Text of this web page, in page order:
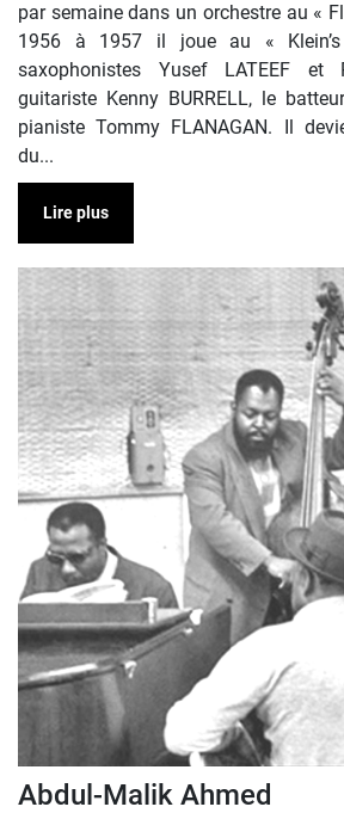
par semaine dans un orchestre au «
1956 à 1957 il joue au «
saxophonistes Yusef LATEEF et
guitariste Kenny BURRELL, le
pianiste Tommy FLANAGAN. Il
du...
Lire plus
Abdul-Malik Ahmed